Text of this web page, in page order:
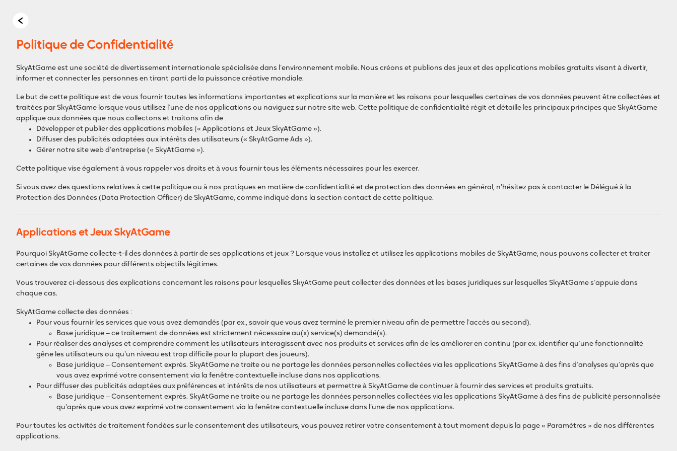
Politique de Confidentialité
SkyAtGame est une société de divertissement internationale spécialisée dans l’environnement mobile. Nous créons et publions des jeux et des applications mobiles gratuits visant à divertir,
informer et connecter les personnes en tirant parti de la puissance créative mondiale.
Le but de cette politique est de vous fournir toutes les informations importantes et explications sur la manière et les raisons pour lesquelles certaines de vos données peuvent être collectées et
traitées par SkyAtGame lorsque vous utilisez l’une de nos applications ou naviguez sur notre site web. Cette politique de confidentialité régit et détaille les principaux principes que SkyAtGame
applique aux données que nous collectons et traitons afin de :
Développer et publier des applications mobiles (« Applications et Jeux SkyAtGame »).
Diffuser des publicités adaptées aux intérêts des utilisateurs (« SkyAtGame Ads »).
Gérer notre site web d’entreprise (« SkyAtGame »).
Cette politique vise également à vous rappeler vos droits et à vous fournir tous les éléments nécessaires pour les exercer.
Si vous avez des questions relatives à cette politique ou à nos pratiques en matière de confidentialité et de protection des données en général, n’hésitez pas à contacter le Délégué à la
Protection des Données (Data Protection Officer) de SkyAtGame, comme indiqué dans la section contact de cette politique.
Applications et Jeux SkyAtGame
Pourquoi SkyAtGame collecte-t-il des données à partir de ses applications et jeux ? Lorsque vous installez et utilisez les applications mobiles de SkyAtGame, nous pouvons collecter et traiter
certaines de vos données pour différents objectifs légitimes.
Vous trouverez ci-dessous des explications concernant les raisons pour lesquelles SkyAtGame peut collecter des données et les bases juridiques sur lesquelles SkyAtGame s’appuie dans
chaque cas.
SkyAtGame collecte des données :
Pour vous fournir les services que vous avez demandés (par ex., savoir que vous avez terminé le premier niveau afin de permettre l’accès au second).
Base juridique – ce traitement de données est strictement nécessaire au(x) service(s) demandé(s).
Pour réaliser des analyses et comprendre comment les utilisateurs interagissent avec nos produits et services afin de les améliorer en continu (par ex. identifier qu’une fonctionnalité
gêne les utilisateurs ou qu’un niveau est trop difficile pour la plupart des joueurs).
Base juridique – Consentement exprès. SkyAtGame ne traite ou ne partage les données personnelles collectées via les applications SkyAtGame à des fins d’analyses qu’après que
vous avez exprimé votre consentement via la fenêtre contextuelle incluse dans nos applications.
Pour diffuser des publicités adaptées aux préférences et intérêts de nos utilisateurs et permettre à SkyAtGame de continuer à fournir des services et produits gratuits.
Base juridique – Consentement exprès. SkyAtGame ne traite ou ne partage les données personnelles collectées via les applications SkyAtGame à des fins de publicité personnalisée
qu’après que vous avez exprimé votre consentement via la fenêtre contextuelle incluse dans l’une de nos applications.
Pour toutes les activités de traitement fondées sur le consentement des utilisateurs, vous pouvez retirer votre consentement à tout moment depuis la page « Paramètres » de nos différentes
applications.